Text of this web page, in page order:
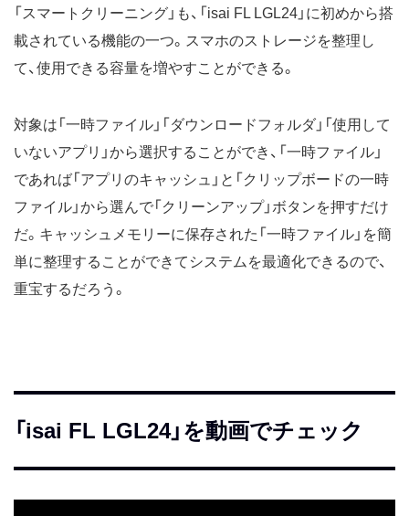
「スマートクリーニング」も、「isai FL LGL24」に初めから搭
載されている機能の一つ。スマホのストレージを整理し
て、使用できる容量を増やすことができる。
対象は「一時ファイル」「ダウンロードフォルダ」「使用して
いないアプリ」から選択することができ、「一時ファイル」
であれば「アプリのキャッシュ」と「クリップボードの一時
ファイル」から選んで「クリーンアップ」ボタンを押すだけ
だ。キャッシュメモリーに保存された「一時ファイル」を簡
単に整理することができてシステムを最適化できるので、
重宝するだろう。
「isai FL LGL24」を動画でチェック